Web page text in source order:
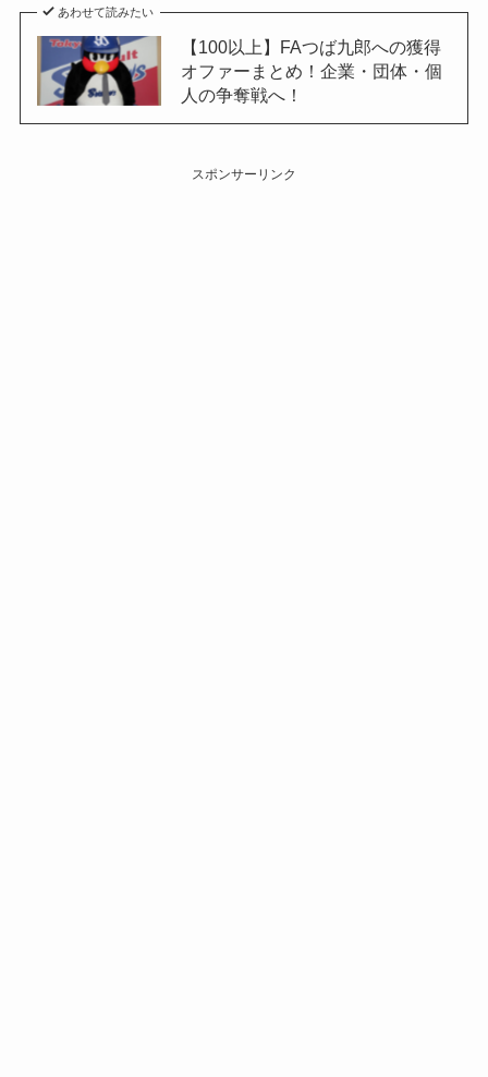
あわせて読みたい
【100以上】FAつば九郎への獲得
オファーまとめ！企業・団体・個
人の争奪戦へ！
スポンサーリンク